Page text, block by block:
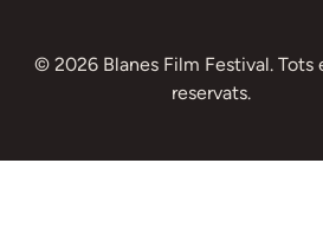
© 2026 Blanes Film Festival. Tots
reservats.